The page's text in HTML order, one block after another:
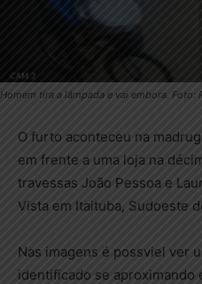
Homem tira a lâmpada e vai embora. Foto:
O furto aconteceu na
em frente a uma loja na
travessas João Pessoa e
Vista em Itaituba, Sudoeste
Nas imagens é possviel ver
identificado se aproximando